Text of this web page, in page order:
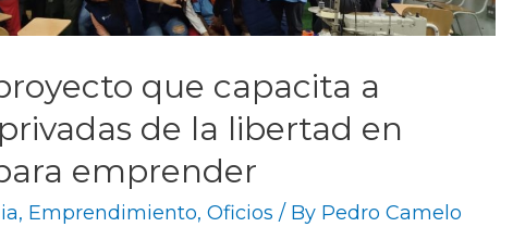
que capacita a
de la libertad en
emprender
, Emprendimiento,Oficios / By Pedro Camelo